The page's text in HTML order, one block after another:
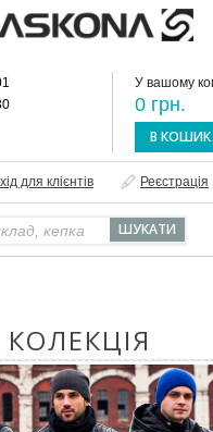
У вашому
0 грн.
В КОШИК
для клієнтів Реєстрація